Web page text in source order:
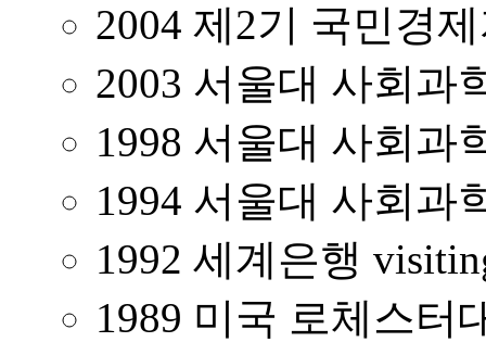
2004 제2기 국민경
2003 서울대 사회과
1998 서울대 사회과
1994 서울대 사회과
1992 세계은행
1989 미국 로체스터